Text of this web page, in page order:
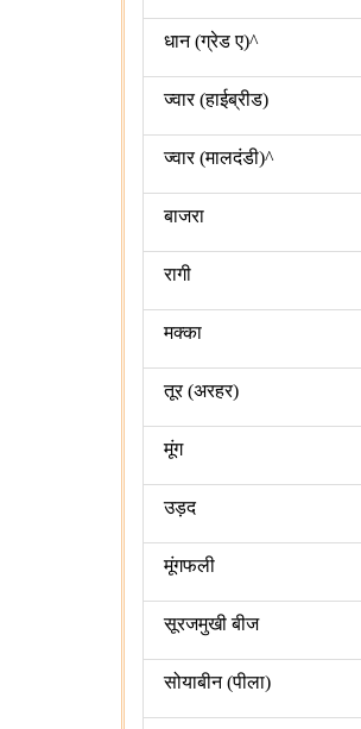
धान(ग्रेड ए)^
ज्‍वार(हाईब्रीड)
ज्‍वार(मालदंडी)^
बाजरा
रागी
मक्‍का
तूर(अरहर)
मूंग
उड़द
मूंगफली
सूरजमुखी बीज
सोयाबीन(पीला)